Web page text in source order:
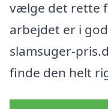
vælge det rette
arbejdet er i
slamsuger-
finde den helt